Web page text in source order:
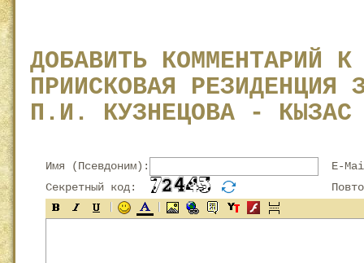
ДОБАВИТЬ КОММЕНТАРИЙ
ПРИИСКОВАЯ РЕЗИДЕНЦИЯ
П.И. КУЗНЕЦОВА - КЫЗАС
Имя (Псевдоним):
E-
Секретный код: